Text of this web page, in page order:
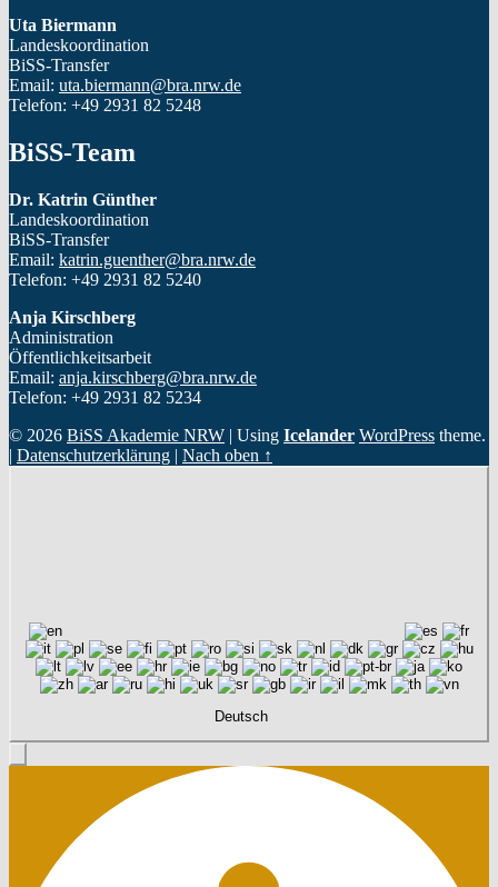
Uta Biermann
Landeskoordination
BiSS-Transfer
Email: uta.biermann@bra.nrw.de
Telefon: +49 2931 82 5248
BiSS-Team
Dr. Katrin Günther
Landeskoordination
BiSS-Transfer
Email: katrin.guenther@bra.nrw.de
Telefon: +49 2931 82 5240
Anja Kirschberg
Administration
Öffentlichkeitsarbeit
Email: anja.kirschberg@bra.nrw.de
Telefon: +49 2931 82 5234
© 2026 BiSS Akademie NRW | Using Icelander WordPress theme.
| Datenschutzerklärung | Nach oben ↑
Deutsch